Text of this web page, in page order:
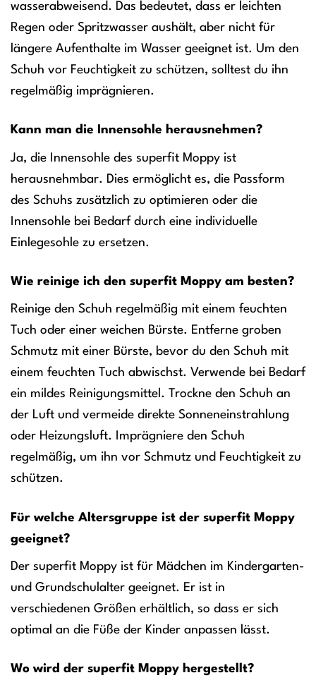
wasserabweisend. Das bedeutet, dass er leichten
Regen oder Spritzwasser aushält, aber nicht für
längere Aufenthalte im Wasser geeignet ist. Um den
Schuh vor Feuchtigkeit zu schützen, solltest du ihn
regelmäßig imprägnieren.
Kann man die Innensohle herausnehmen?
Ja, die Innensohle des superfit Moppy ist
herausnehmbar. Dies ermöglicht es, die Passform
des Schuhs zusätzlich zu optimieren oder die
Innensohle bei Bedarf durch eine individuelle
Einlegesohle zu ersetzen.
Wie reinige ich den superfit Moppy am besten?
Reinige den Schuh regelmäßig mit einem feuchten
Tuch oder einer weichen Bürste. Entferne groben
Schmutz mit einer Bürste, bevor du den Schuh mit
einem feuchten Tuch abwischst. Verwende bei Bedarf
ein mildes Reinigungsmittel. Trockne den Schuh an
der Luft und vermeide direkte Sonneneinstrahlung
oder Heizungsluft. Imprägniere den Schuh
regelmäßig, um ihn vor Schmutz und Feuchtigkeit zu
schützen.
Für welche Altersgruppe ist der superfit Moppy
geeignet?
Der superfit Moppy ist für Mädchen im Kindergarten-
und Grundschulalter geeignet. Er ist in
verschiedenen Größen erhältlich, so dass er sich
optimal an die Füße der Kinder anpassen lässt.
Wo wird der superfit Moppy hergestellt?